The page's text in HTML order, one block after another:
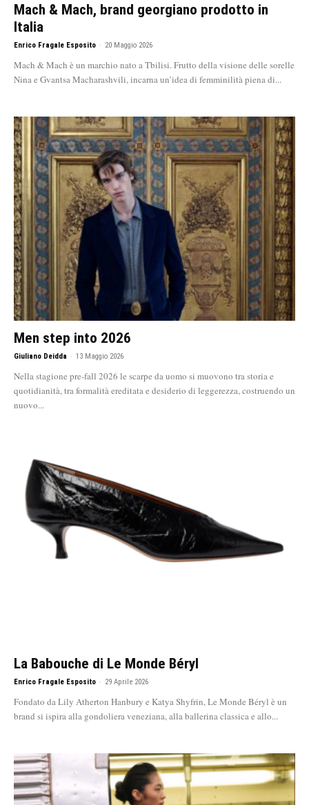
Mach & Mach, brand georgiano prodotto in
Italia
Enrico Fragale Esposito - 20 Maggio 2026
Mach & Mach è un marchio nato a Tbilisi. Frutto della visione delle sorelle
Nina e Gvantsa Macharashvili, incarna un’idea di femminilità piena di...
Men step into 2026
Giuliano Deidda - 13 Maggio 2026
Nella stagione pre-fall 2026 le scarpe da uomo si muovono tra storia e
quotidianità, tra formalità ereditata e desiderio di leggerezza, costruendo un
nuovo...
La Babouche di Le Monde Béryl
Enrico Fragale Esposito - 29 Aprile 2026
Fondato da Lily Atherton Hanbury e Katya Shyfrin, Le Monde Béryl è un
brand si ispira alla gondoliera veneziana, alla ballerina classica e allo...